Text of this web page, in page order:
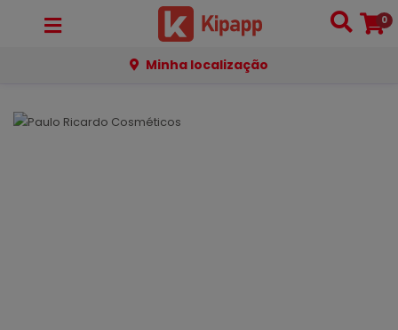
0
Minha localização